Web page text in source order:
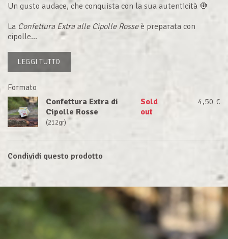
Un gusto audace, che conquista con la sua autenticità 🧅
La Confettura Extra alle Cipolle Rosseè preparata con
cipolle...
LEGGI TUTTO
Formato
Confettura Extra di
Cipolle Rosse
(212gr)
Sold
out
4,50 €
Condividi questo prodotto